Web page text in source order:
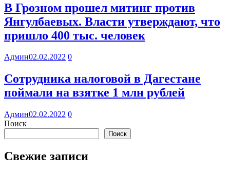
В Грозном прошел митинг против
Янгулбаевых. Власти утверждают, что
пришло 400 тыс. человек
Админ02.02.2022 0
Сотрудника налоговой в Дагестане
поймали на взятке 1 млн рублей
Админ02.02.2022 0
Поиск
Поиск
Свежие записи